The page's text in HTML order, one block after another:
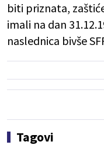
biti priznata,
imali na dan
naslednica bivše
Tagovi